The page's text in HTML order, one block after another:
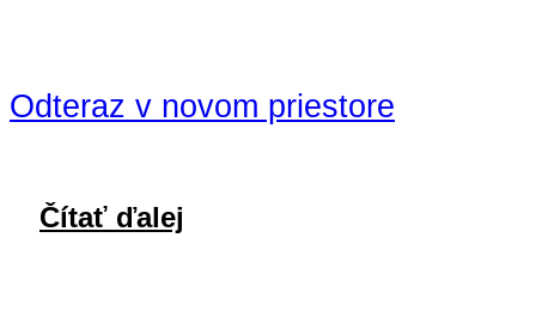
Odteraz v novom priestore
Čítať ďalej